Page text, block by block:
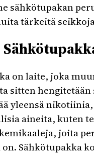
sähkötupakan
tärkeitä
on laite, joka
sitten hengitetään
yleensä
aineita, kuten
joita
on. Sähkötupakka